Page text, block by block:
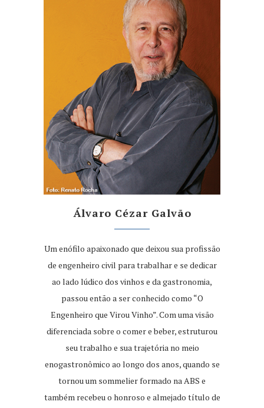
Álvaro Cézar Galvão
Um enófilo apaixonado que deixou sua profissão
de engenheiro civil para trabalhar e se dedicar
ao lado lúdico dos vinhos e da gastronomia,
passou então a ser conhecido como “O
Engenheiro que Virou Vinho”. Com uma visão
diferenciada sobre o comer e beber, estruturou
seu trabalho e sua trajetória no meio
enogastronômico ao longo dos anos, quando se
tornou um sommelier formado na ABS e
também recebeu o honroso e almejado título de